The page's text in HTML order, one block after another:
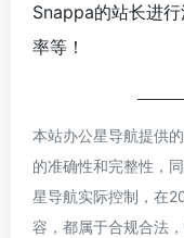
Snappa的站长进
率等！
本站办公星导航提供
的准确性和完整性，
星导航实际控制，在
容，都属于合规合法